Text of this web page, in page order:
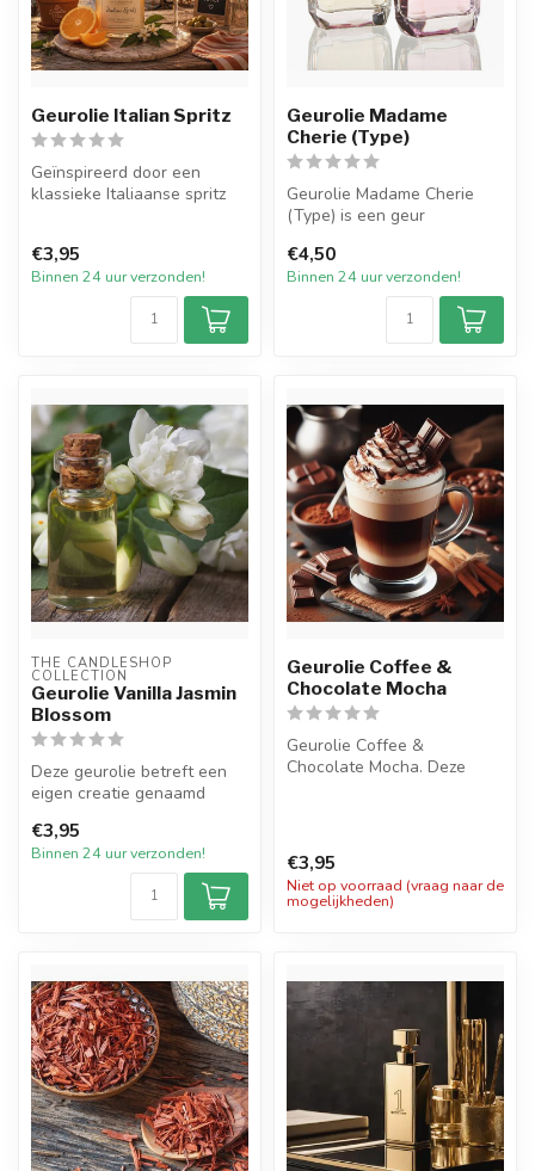
Geurolie Italian Spritz
Geïnspireerd door een
klassieke Italiaanse spritz
€3,95
Binnen 24 uur verzonden!
Geurolie Madame
Cherie (Type)
Geurolie Madame Cherie
(Type) is een geur
welbekende ...
€4,50
Binnen 24 uur verzonden!
THE CANDLESHOP
COLLECTION
Geurolie Vanilla Jasmin
Blossom
Deze geurolie betreft een
eigen creatie genaamd
heeft ...
€3,95
Binnen 24 uur verzonden!
Geurolie Coffee &
Chocolate Mocha
Geurolie Coffee &
Chocolate Mocha. Deze
€3,95
Niet op voorraad (vraag naar de
mogelijkheden)